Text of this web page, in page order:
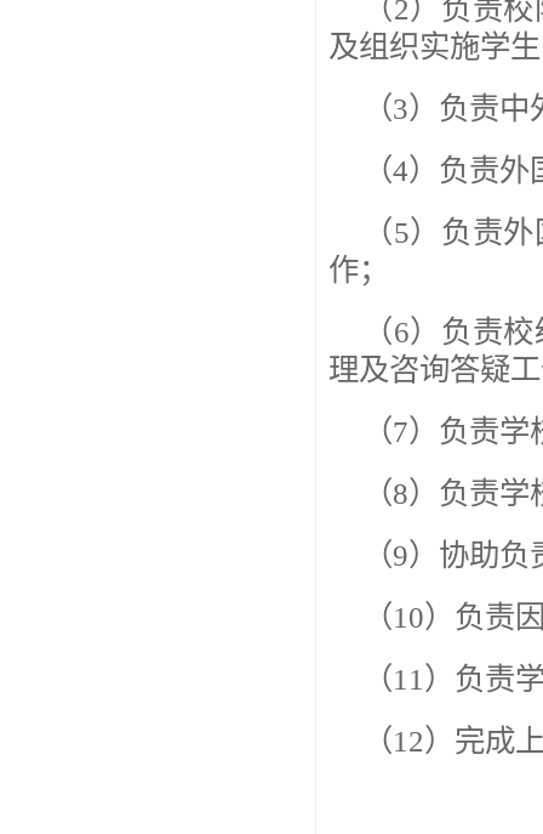
（2）负责
及组织实施学
（3）负责
（4）负责
（5）负责
作；
（6）负责
理及咨询答疑
（7）负责
（8）负责
（9）协助
（10）负责
（11）负责
（12）完成